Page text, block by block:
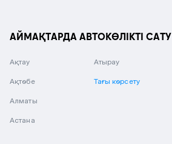
АЙМАҚТАРДА АВТОКӨЛІКТІ САТУ
Ақтау
Ақтөбе
Алматы
Астана
Атырау
Тағы көрсету